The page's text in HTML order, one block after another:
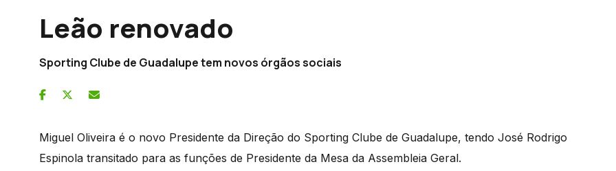
Leão renovado
Sporting Clube de Guadalupe tem novos órgãos sociais
Miguel Oliveira é o novo Presidente da Direção do Sporting Clube de Guadalupe, tendo José Rodrigo
Espinola transitado para as funções de Presidente da Mesa da Assembleia Geral.